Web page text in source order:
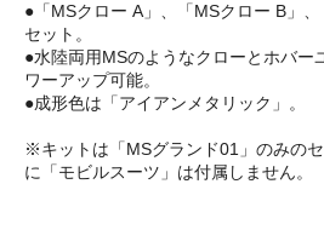
●「MSクロー A」、「MSクロー B」
セット。
●水陸両用MSのようなクローとホバー
ワーアップ可能。
●成形色は「アイアンメタリック」。
※キットは「MSグランド01」のみの
に「モビルスーツ」は付属しません。